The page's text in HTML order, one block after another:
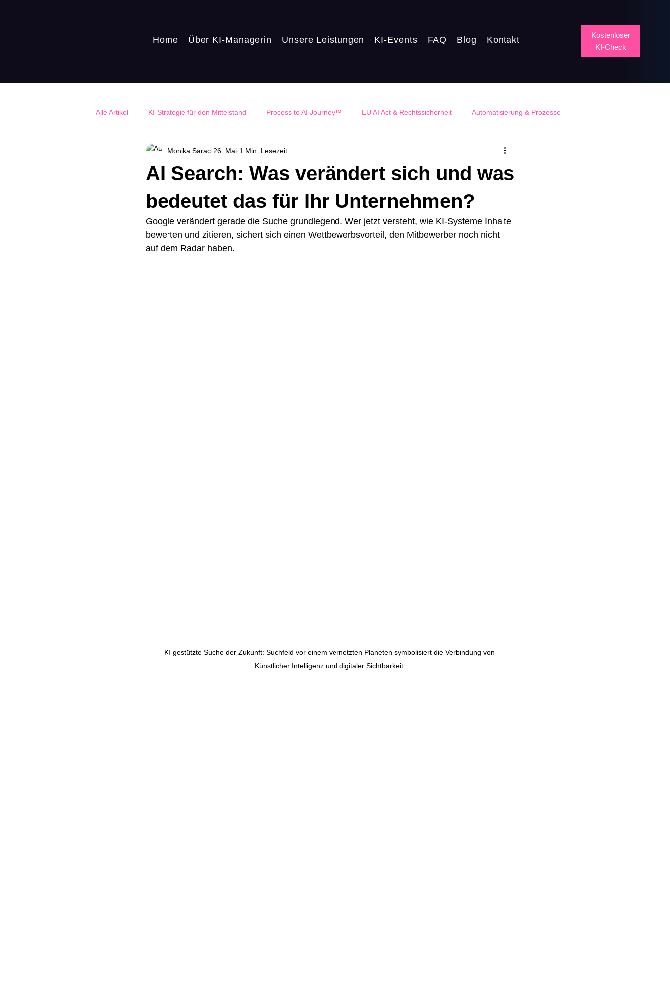
Home Über KI-Managerin Unsere Leistungen KI-Events FAQ Blog Kontakt
Kostenloser
KI-Check
Alle Artikel KI-Strategie für den Mittelstand Process to AI Journey™ EU AI Act & Rechtssicherheit Automatisierung & Prozesse
KI & Mitarbeiter KI im Marketing
AI Search: Was verändert sich und was
bedeutet das für Ihr Unternehmen?
Monika Sarac 26. Mai 1 Min. Lesezeit
Google verändert gerade die Suche grundlegend. Wer jetzt versteht, wie KI-Systeme Inhalte
bewerten und zitieren, sichert sich einen Wettbewerbsvorteil, den Mitbewerber noch nicht
auf dem Radar haben.
KI-gestützte Suche der Zukunft: Suchfeld vor einem vernetzten Planeten symbolisiert die Verbindung von
Künstlicher Intelligenz und digitaler Sichtbarkeit.